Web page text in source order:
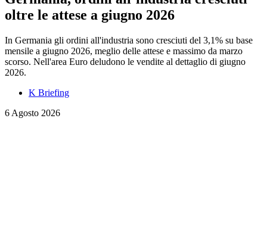
oltre le attese a giugno 2026
In Germania gli ordini all'industria sono cresciuti del 3,1% su base
mensile a giugno 2026, meglio delle attese e massimo da marzo
scorso. Nell'area Euro deludono le vendite al dettaglio di giugno
2026.
K Briefing
6 Agosto 2026